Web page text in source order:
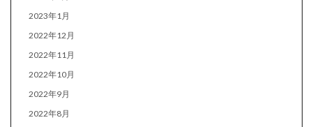
2023年1月
2022年12月
2022年11月
2022年10月
2022年9月
2022年8月